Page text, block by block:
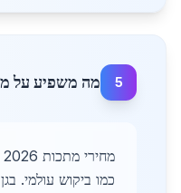
5 מה משפיע על
כמו ביקוש עולמי.